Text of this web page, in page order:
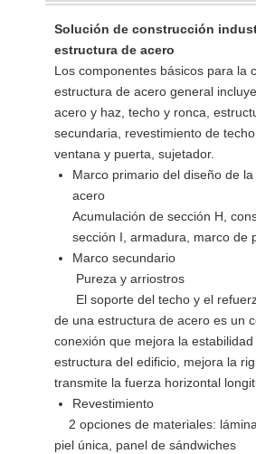
Solución de construcción
estructura de acero
Los componentes básicos para la
estructura de acero general
acero y haz, techo y ronca,
secundaria, revestimiento de techo
ventana y puerta, sujetador.
Marco primario del diseño de
acero
Acumulación de sección H,
sección I, armadura, marco de
Marco secundario
Pureza y arriostros
El soporte del techo y el
de una estructura de acero es un
conexión que mejora la
estructura del edificio, mejora la
transmite la fuerza horizontal
Revestimiento
2 opciones de materiales:
piel única, panel de sándwiches